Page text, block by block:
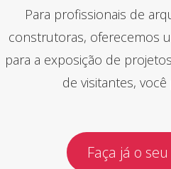
Para profissionais de
construtoras, oferecemos
para a exposição de
de visitantes,
Faça já o